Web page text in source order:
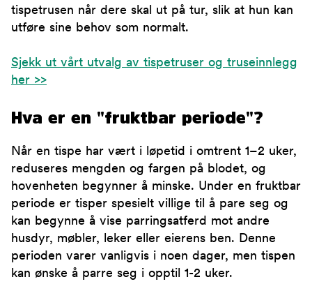
tispetrusen når dere skal ut på tur, slik at hun kan
utføre sine behov som normalt.
Sjekk ut vårt utvalg av tispetruser og truseinnlegg
her >>
Hva er en "fruktbar periode"?
Når en tispe har vært i løpetid i omtrent 1–2 uker,
reduseres mengden og fargen på blodet, og
hovenheten begynner å minske. Under en fruktbar
periode er tisper spesielt villige til å pare seg og
kan begynne å vise parringsatferd mot andre
husdyr, møbler, leker eller eierens ben. Denne
perioden varer vanligvis i noen dager, men tispen
kan ønske å parre seg i opptil 1-2 uker.